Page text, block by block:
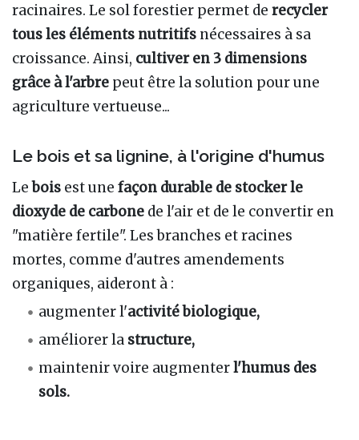
racinaires. Le sol forestier permet de recycler
tous les éléments nutritifs nécessaires à sa
croissance. Ainsi, cultiver en 3 dimensions
grâce à l'arbre peut être la solution pour une
agriculture vertueuse...
Le bois et sa lignine, à l'origine d'humus
Lebois est une façon durable de stocker le
dioxyde de carbone de l'air et de le convertir en
"matière fertile". Les branches et racines
mortes, comme d'autres amendements
organiques, aideront à :
augmenter l'activité biologique,
améliorer la structure,
maintenir voire augmenterl'humus des
sols.